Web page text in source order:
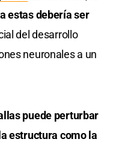
estas debería ser
del desarrollo
neuronales a un
puede perturbar
estructura como la